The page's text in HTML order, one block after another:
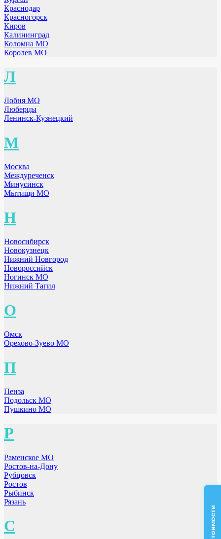
Краснодар
Красногорск
Киров
Калининград
Коломна МО
Королев МО
Л
Лобня МО
Люберцы
Ленинск-Кузнецкий
М
Москва
Междуреченск
Минусинск
Мытищи МО
Н
Новосибирск
Новокузнецк
Нижний Новгород
Новороссийск
Ногинск МО
Нижний Тагил
О
Омск
Орехово-Зуево МО
П
Пенза
Подольск МО
Пушкино МО
Р
Раменское МО
Ростов-на-Дону
Рубцовск
Ростов
Рыбинск
Рязань
С